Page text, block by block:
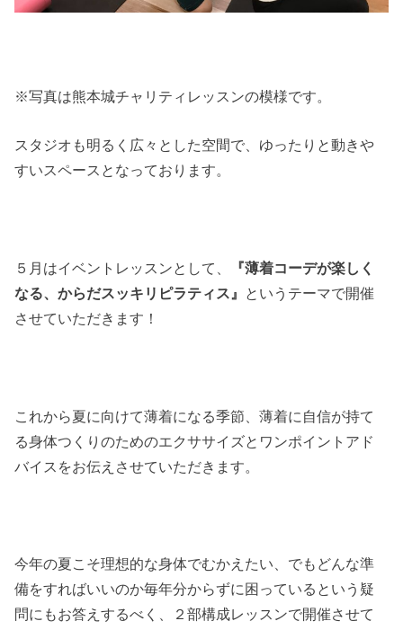
※写真は熊本城チャリティレッスンの模様です。
スタジオも明るく広々とした空間で、ゆったりと動きや
すいスペースとなっております。
５月はイベントレッスンとして、
『薄着コーデが楽しく
なる、からだスッキリピラティス』 というテーマで開催
させていただきます！
これから夏に向けて薄着になる季節、薄着に自信が持て
る身体つくりのためのエクササイズとワンポイントアド
バイスをお伝えさせていただきます。
今年の夏こそ理想的な身体でむかえたい、でもどんな準
備をすればいいのか毎年分からずに困っているという疑
問にもお答えするべく、２部構成レッスンで開催させて